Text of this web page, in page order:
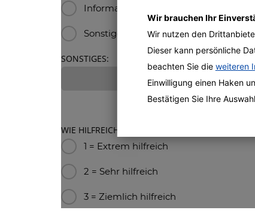
Informationsflyer in der Maschine
Sonstiges
SONSTIGES:
WIE HILFREICH EMPFINDEN SIE DEN HOBART
1 = Extrem hilfreich
2 = Sehr hilfreich
3 = Ziemlich hilfreich
Wir brauchen Ihr
Wir nutzen den
Dieser kann persönliche
beachten Sie die weiteren
Einwilligung einen Haken
Bestätigen Sie Ihre